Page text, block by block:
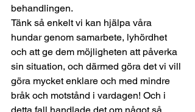
behandlingen.
Tänk så enkelt vi kan hjälpa våra
hundar genom samarbete, lyhördhet
och att ge dem möjligheten att påverka
sin situation, och därmed göra det vi vill
göra mycket enklare och med mindre
bråk och motstånd i vardagen! Och i